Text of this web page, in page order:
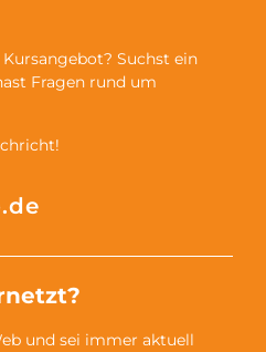
Suchst ein
Fragen rund um
und sei immer aktuell